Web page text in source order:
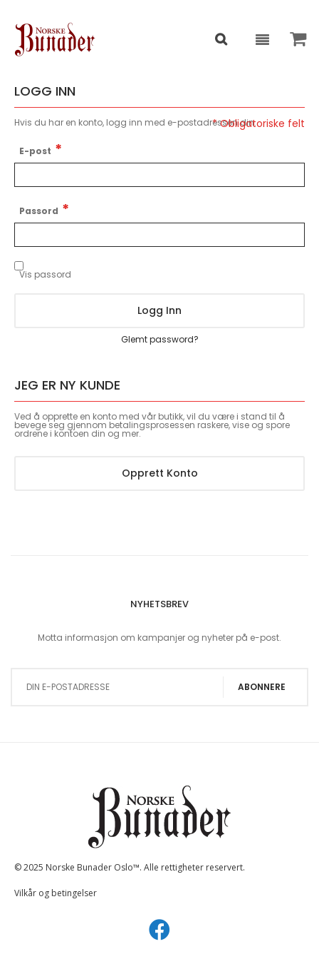
LOGG INN
Hvis du har en konto, logg inn med e-postadressen din.
E-post
Passord
Vis passord
Logg Inn
Glemt password?
JEG ER NY KUNDE
Ved å opprette en konto med vår butikk, vil du være i stand til å
bevege seg gjennom betalingsprosessen raskere, vise og spore
ordrene i kontoen din og mer.
Opprett Konto
NYHETSBREV
Motta informasjon om kampanjer og nyheter på e-post.
ABONNERE
© 2025 Norske Bunader Oslo™. Alle rettigheter reservert.
Vilkår og betingelser